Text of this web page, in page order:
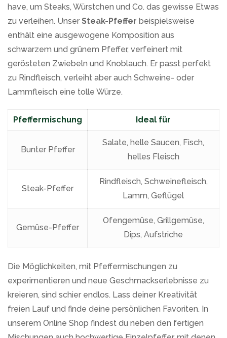
have, um Steaks, Würstchen und Co. das gewisse Etwas
zu verleihen. Unser Steak-Pfeffer beispielsweise
enthält eine ausgewogene Komposition aus
schwarzem und grünem Pfeffer, verfeinert mit
gerösteten Zwiebeln und Knoblauch. Er passt perfekt
zu Rindfleisch, verleiht aber auch Schweine- oder
Lammfleisch eine tolle Würze.
Pfeffermischung Ideal für
Bunter Pfeffer
Salate, helle Saucen, Fisch,
helles Fleisch
Steak-Pfeffer
Rindfleisch, Schweinefleisch,
Lamm, Geflügel
Gemüse-Pfeffer
Ofengemüse, Grillgemüse,
Dips, Aufstriche
Die Möglichkeiten, mit Pfeffermischungen zu
experimentieren und neue Geschmackserlebnisse zu
kreieren, sind schier endlos. Lass deiner Kreativität
freien Lauf und finde deine persönlichen Favoriten. In
unserem Online Shop findest du neben den fertigen